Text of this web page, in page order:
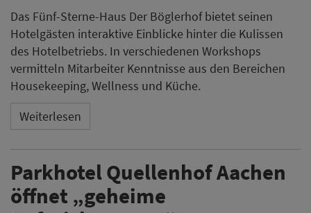
Das Fünf-Sterne-Haus Der Böglerhof bietet seinen
Hotelgästen interaktive Einblicke hinter die Kulissen
des Hotelbetriebs. In verschiedenen Workshops
vermitteln Mitarbeiter Kenntnisse aus den Bereichen
Housekeeping, Wellness und Küche.
Weiterlesen
Parkhotel Quellenhof Aachen
öffnet „geheime